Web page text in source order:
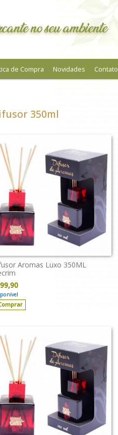
no seu ambiente
de Compra Novidades Contato
350ml
Aromas Luxo 350ML
99,90